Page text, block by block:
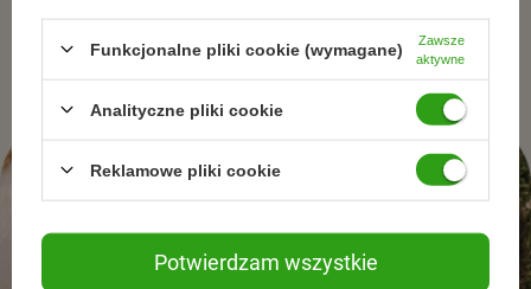
naturalnej pielęgnacjii zdrowego stylu życia.
Funkcjonalne pliki cookie (wymagane)
Zawsze
aktywne
Analityczne pliki cookie
Reklamowe pliki cookie
Potwierdzam wszystkie